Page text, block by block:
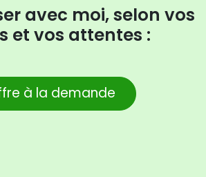
avec moi, selon vos
et vos attentes :
à la demande